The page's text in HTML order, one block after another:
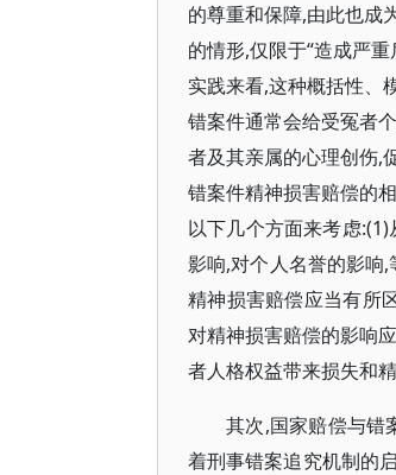
的尊重和保障,由此也成
的情形,仅限于“造成严
实践来看,这种概括性、
错案件通常会给受冤者
者及其亲属的心理创伤,
错案件精神损害赔偿的
以下几个方面来考虑
影响,对个人名誉的影响
精神损害赔偿应当有所
对精神损害赔偿的影响
者人格权益带来损失和
其次,国家赔偿与错
着刑事错案追究机制的